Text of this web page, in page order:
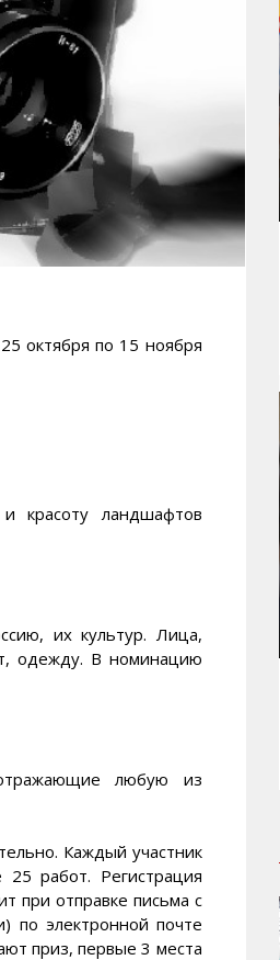
октября по 15 ноября
красоту ландшафтов
их культур. Лица,
одежду. В номинацию
любую из
Каждый участник
работ. Регистрация
при отправке письма с
по электронной почте
приз, первые 3 места